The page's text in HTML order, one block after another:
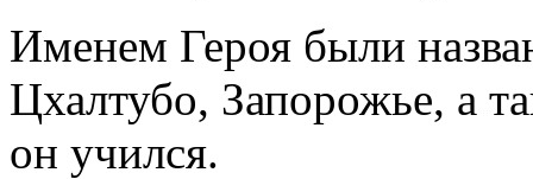
Именем Героя были
Цхалтубо, Запорожье, а
он учился.